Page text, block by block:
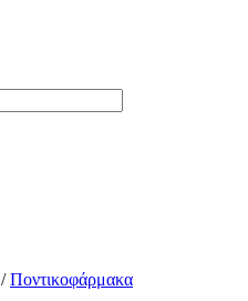
/ Ποντικοφάρμακα